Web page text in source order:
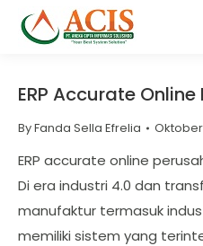
ERP Accurate
ByFanda Sella Efrelia
ERP accurate online
Di era industri 4.0 dan
manufaktur termasuk
memiliki sistem yang